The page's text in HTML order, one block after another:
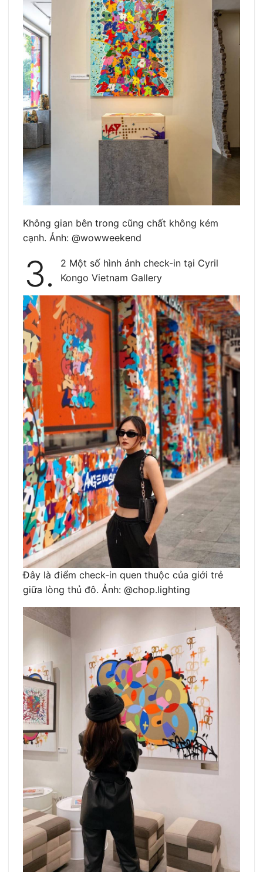
Không gian bên trong cũng chất không kém
cạnh. Ảnh: @wowweekend
3.
2 Một số hình ảnh check-in tại Cyril
Kongo Vietnam Gallery
Đây là điểm check-in quen thuộc của giới trẻ
giữa lòng thủ đô. Ảnh: @chop.lighting